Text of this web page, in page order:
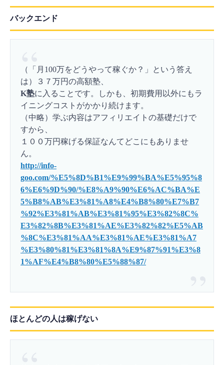
バックエンド
（「月100万をどうやって稼ぐか？」という答え
は）３７万円の高額塾、
K塾に入ることです。しかも、初期費用以外にもラ
イニングコストがかかり続けます。
（中略）学ぶ内容はアフィリエイトの基礎だけで
すから、
１００万円稼げる保証なんてどこにもありませ
ん。
http://info-
goo.com/%E5%8D%B1%E9%99%BA%E5%95%8
6%E6%9D%90/%E8%A9%90%E6%AC%BA%E
5%B8%AB%E3%81%A8%E4%B8%80%E7%B7
%92%E3%81%AB%E3%81%95%E3%82%8C%
E3%82%8B%E3%81%AE%E3%82%82%E5%AB
%8C%E3%81%AA%E3%81%AE%E3%81%A7
%E3%80%81%E3%81%8A%E9%87%91%E3%8
1%AF%E4%B8%80%E5%88%87/
ほとんどの人は稼げない